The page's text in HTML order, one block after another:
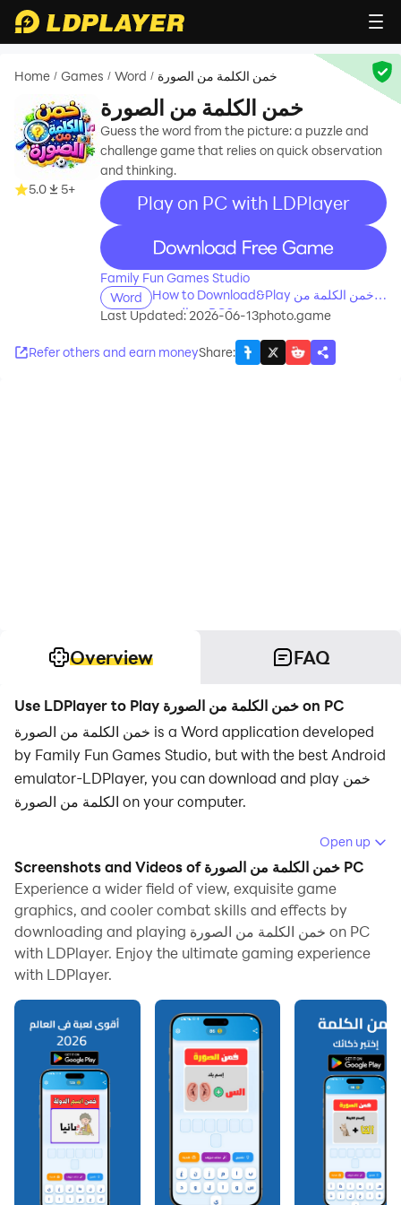
Home / Games / Word / خمن الكلمة من الصورة
5.0 5+
خمن الكلمة من الصورة
Guess the word from the picture: a puzzle and
challenge game that relies on quick observation
and thinking.
Play on PC with LDPlayer
recommend
Family Fun Games Studio
Word
How to Download&Play خمن الكلمة من
الصورة on PC?
Last Updated: 2026-06-13photo.game
Refer others and earn moneyShare:
Overview FAQ
Use LDPlayer to Play خمن الكلمة من الصورة on PC
خمن الكلمة من الصورة is a Word application developed
by Family Fun Games Studio, but with the best Android
emulator-LDPlayer, you can download and play خمن
الكلمة من الصورة on your computer.
you to browse clearly on a large screen, and
controlling the application with a mouse and keyboard
is much faster than using touchscreen, all while never
having to worry about device battery issues.
With multi-instance and synchronization features, you
your PC.
And file sharing makes sharing images, videos, and
files incredibly easy.
Download خمن الكلمة من الصورة and run it on your PC.
Enjoy the large screen and high-definition quality on
your PC!
خمن الكلمة من الصورة هي لعبة ذكاء تعتمد على عرض صورة
Open up
Screenshots and Videos of خمن الكلمة من الصورة PC
Experience a wider field of view, exquisite game
graphics, and cooler combat skills and effects by
downloading and playing خمن الكلمة من الصورة on PC
with LDPlayer. Enjoy the ultimate gaming experience
with LDPlayer.